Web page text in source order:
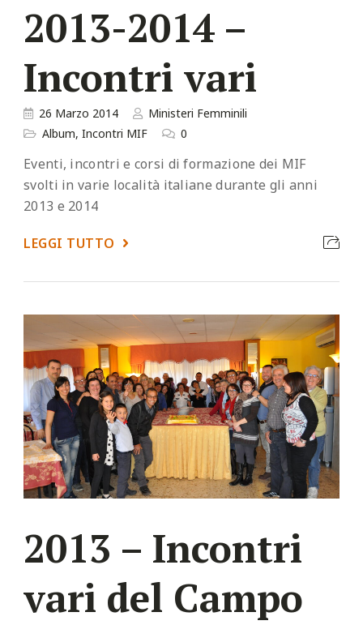
2013-2014 –
Incontri vari
26 Marzo 2014
Ministeri Femminili
Album, Incontri MIF 0
Eventi, incontri e corsi di formazione dei MIF
svolti in varie località italiane durante gli anni
2013 e 2014
LEGGI TUTTO
2013 – Incontri
vari del Campo